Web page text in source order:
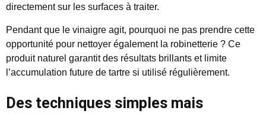
directement sur les surfaces à traiter.
Pendant que le vinaigre agit, pourquoi ne pas prendre cette
opportunité pour nettoyer également la robinetterie ? Ce
produit naturel garantit des résultats brillants et limite
l’accumulation future de tartre si utilisé régulièrement.
Des techniques simples mais